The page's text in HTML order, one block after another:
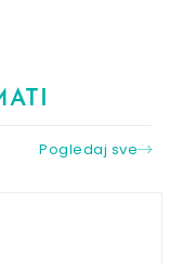
Pogledaj sve